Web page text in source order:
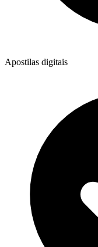
Apostilas digitais